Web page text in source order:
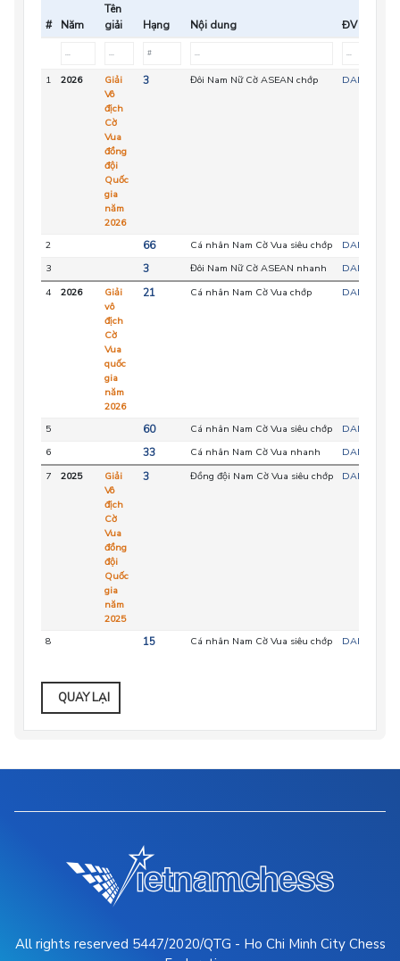
# Năm
Tên
giải
Hạng Nội dung ĐV
1 2026
Giải
Vô
địch
Cờ
Vua
đồng
đội
Quốc
gia
năm
2026
3 Đôi Nam Nữ Cờ ASEAN chớp DAN
2 66 Cá nhân Nam Cờ Vua siêu chớp
DAN
3
3 Đôi Nam Nữ Cờ ASEAN nhanh
DAN
4
2026
Giải
vô
địch
Cờ
Vua
quốc
gia
năm
2026
21 Cá nhân Nam Cờ Vua chớp DAN
5 60 Cá nhân Nam Cờ Vua siêu chớp
DAN
6
33 Cá nhân Nam Cờ Vua nhanh
DAN
7
2025
Giải
Vô
địch
Cờ
Vua
đồng
đội
Quốc
gia
năm
2025
3 Đồng đội Nam Cờ Vua siêu chớp DAN
8 15 Cá nhân Nam Cờ Vua siêu chớp DAN
QUAY LẠI
All rights reserved 5447/2020/QTG - Ho Chi Minh City Chess